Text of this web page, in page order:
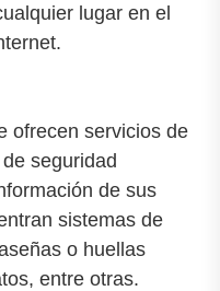
lugar en el
ofrecen servicios de
seguridad
de sus
sistemas de
o huellas
entre otras.